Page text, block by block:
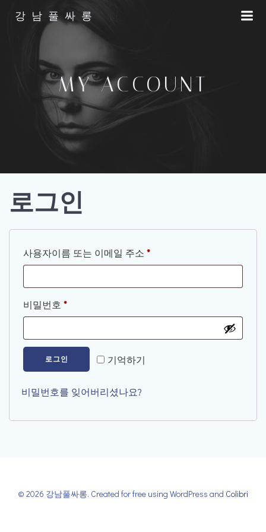
강남풀싸롱
MY ACCOUNT
로그인
사용자이름 또는 이메일 주소 *필
항
비밀번호 *필
항
목
기억하기
로그인
비밀번호를 잊어버리셨나요?
© 2026 강남풀싸롱. Created for free using WordPress and Colibri